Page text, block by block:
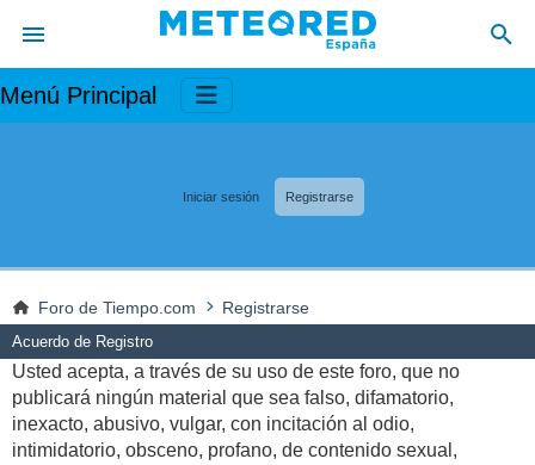
Menú Principal
Iniciar sesión Registrarse
Foro de Tiempo.com Registrarse
Acuerdo de Registro
Usted acepta, a través de su uso de este foro, que no
publicará ningún material que sea falso, difamatorio,
inexacto, abusivo, vulgar, con incitación al odio,
intimidatorio, obsceno, profano, de contenido sexual,